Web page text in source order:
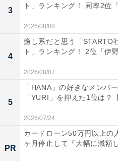
1位：湖畔の里福富（東広
1位は「湖畔の里福富（東広
里福富」は、福富ダムの湖
3
ト」ランキング！ 同率2位
2026/08/08
4
癒し系だと思う「STARTO
ト」ランキング！ 2位「伊
2026/08/07
5
「HANA」の好きなメンバ
「YURI」を抑えた1位は？
2026/07/24
PR
カードローン50万円以上の
ヶ月停止して『大幅に減額